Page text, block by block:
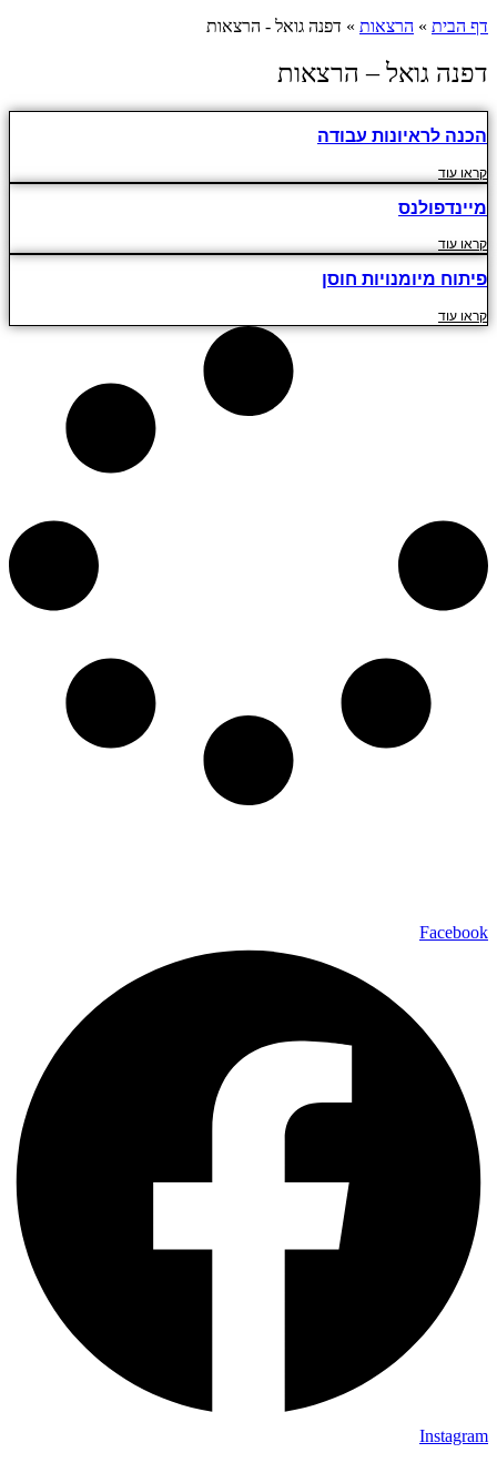
דף הבית»הרצאות»דפנה גואל - הרצאות
דפנה גואל – הרצאות
הכנה לראיונות עבודה
קראו עוד
מיינדפולנס
קראו עוד
פיתוח מיומנויות חוסן
קראו עוד
Facebook
Instagram